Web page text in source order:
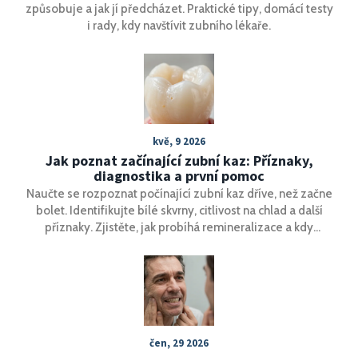
způsobuje a jak jí předcházet. Praktické tipy, domácí testy
i rady, kdy navštívit zubního lékaře.
kvě, 9 2026
Jak poznat začínající zubní kaz: Příznaky,
diagnostika a první pomoc
Naučte se rozpoznat počínající zubní kaz dříve, než začne
bolet. Identifikujte bílé skvrny, citlivost na chlad a další
příznaky. Zjistěte, jak probíhá remineralizace a kdy
čen, 29 2026